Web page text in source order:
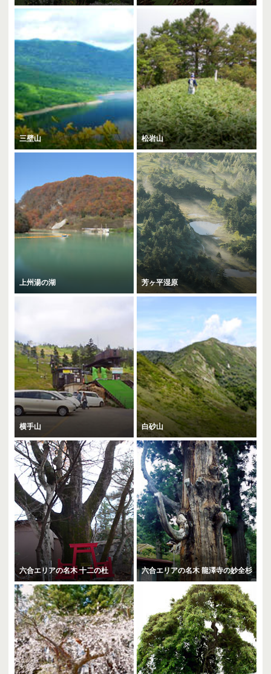
三壁山 松岩山
上州湯の湖 芳ヶ平湿原
横手山 白砂山
六合エリアの名木 十二の杜 六合エリアの名木 龍澤寺の妙全杉